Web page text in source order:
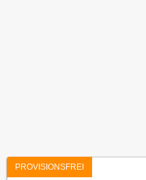
PROVISIONSFREI